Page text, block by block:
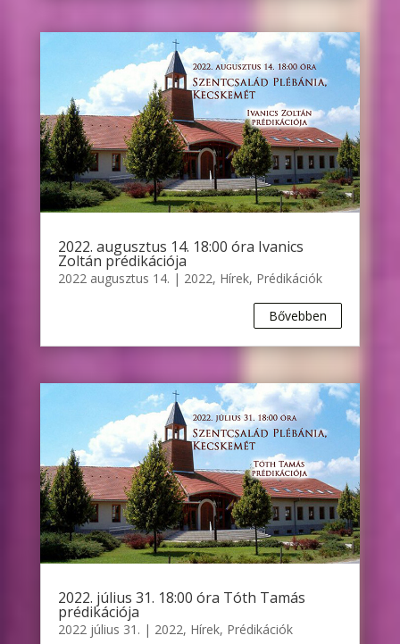
2022. augusztus 14. 18:00 óra Ivanics
Zoltán prédikációja
2022 augusztus 14. | 2022, Hírek, Prédikációk
Bővebben
2022. július 31. 18:00 óra Tóth Tamás
prédikációja
2022 július 31. | 2022, Hírek, Prédikációk